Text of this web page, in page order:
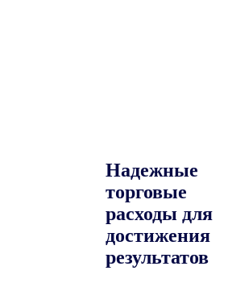
Надежные
торговые
расходы для
достижения
результатов